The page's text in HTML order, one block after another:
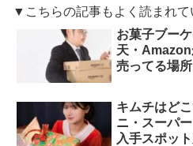
▼こちらの記事もよく読まれ
お菓子ブー
天・
売ってる場
キムチはど
ニ・スーパ
入手スポッ